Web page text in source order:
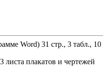
Word) 31 стр., 3 табл., 10
плакатов и чертежей